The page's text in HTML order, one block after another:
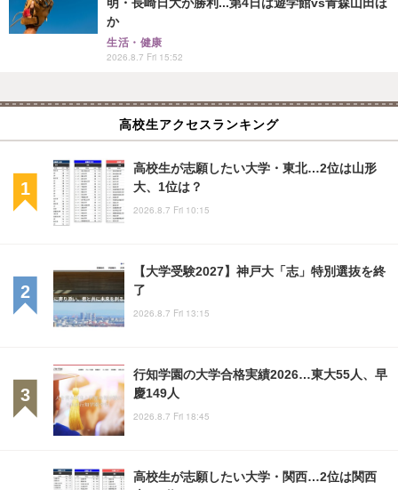
か
生活・健康
2026.8.7 Fri 15:52
高校生アクセスランキング
高校生が志願したい大学・東北…2位は山形
大、1位は？
2026.8.7 Fri 10:15
【大学受験2027】神戸大「志」特別選抜を終
了
2026.8.7 Fri 13:15
行知学園の大学合格実績2026…東大55人、早
慶149人
2026.8.7 Fri 18:45
高校生が志願したい大学・関西…2位は関西